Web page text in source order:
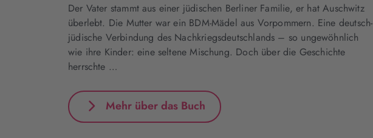
Der Vater stammt aus einer jüdischen Berliner Familie, er hat Auschwitz
überlebt. Die Mutter war ein BDM-Mädel aus Vorpommern. Eine deutsch-
jüdische Verbindung des Nachkriegsdeutschlands – so ungewöhnlich
wie ihre Kinder: eine seltene Mischung. Doch über die Geschichte
herrschte …
Mehr über das Buch